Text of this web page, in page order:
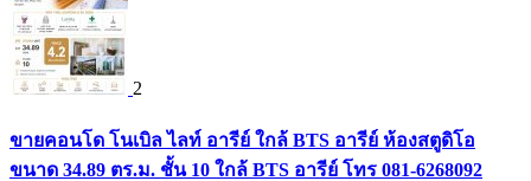
2
ขายคอนโด โนเบิล ไลท์ อารีย์ ใกล้ BTS อารีย์ ห้องสตูดิโอ
ขนาด 34.89 ตร.ม. ชั้น 10 ใกล้ BTS อารีย์ โทร 081-6268092